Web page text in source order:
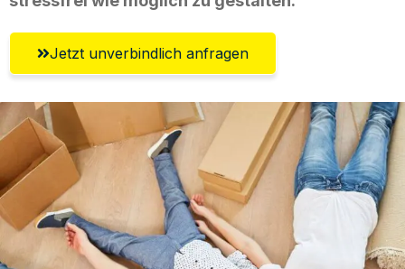
Jetzt unverbindlich anfragen